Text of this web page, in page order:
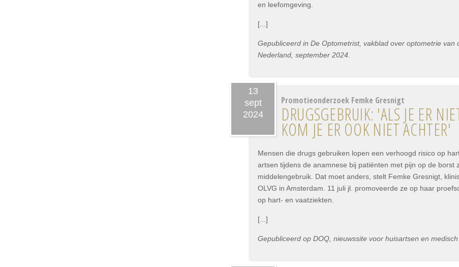
en leefomgeving.
[...]
Gepubliceerd in De Optometrist, vakblad over optometrie van
Nederland, september 2024.
13
sept
2024
Promotieonderzoek Femke Gresnigt
DRUGSGEBRUIK: 'ALS JE ER
KOM JE ER OOK NIET ACHTER'
Mensen die drugs gebruiken lopen een verhoogd risico op
artsen tijdens de anamnese bij patiënten met pijn op de borst
middelengebruik. Dat moet anders, stelt Femke Gresnigt,
OLVG in Amsterdam. 11 juli jl. promoveerde ze op haar
op hart- en vaatziekten.
[...]
Gepubliceerd op DOQ, nieuwssite voor huisartsen en